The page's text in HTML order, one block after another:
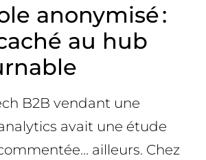
anonymisé :
au hub
B2B vendant une
avait une étude
ailleurs. Chez